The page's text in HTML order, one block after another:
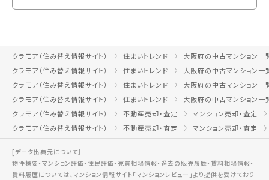
クラモア（住み替え情報サイト） 住まいトレンド
大阪府の中古マンション一
クラモア（住み替え情報サイト）
住まいトレンド
大阪府の中古マンション一
クラモア（住み替え情報サイト）
住まいトレンド
大阪府の中古マンション一
クラモア（住み替え情報サイト）
住まいトレンド
大阪府の中古マンション一
クラモア（住み替え情報サイト）
不動産売却・査定
マンション売却・査定
クラモア（住み替え情報サイト）
不動産売却・査定 マンション売却・査定
[データ出典元について］
物件概要・マンション評価・住民評価・売買相場情報・過去の販売履歴・賃料相場情報・
賃料履歴については、マンション情報サイト「マンションレビュー」より提供を受けており